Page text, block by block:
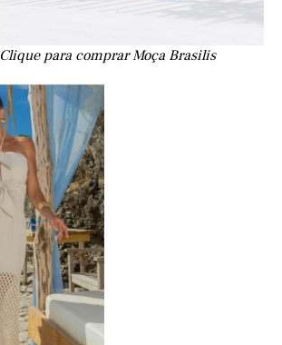
Clique para comprar Moça Brasilis